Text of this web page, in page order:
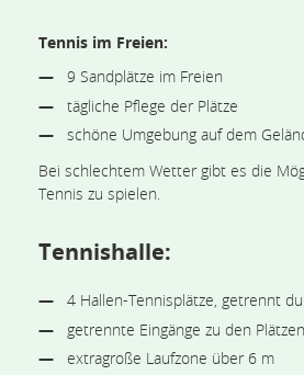
Tennis im Freien:
9 Sandplätze im Freien
tägliche Pflege der Plätze
schöne Umgebung auf dem
Bei schlechtem Wetter gibt es die
Tennis zu spielen.
Tennishalle:
4 Hallen-Tennisplätze, getrennt
getrennte Eingänge zu den Plätzen
extragroße Laufzone über 6 m